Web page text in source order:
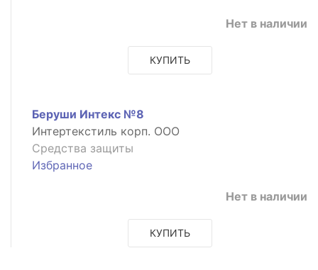
Нет в наличии
КУПИТЬ
Беруши Интекс №8
Интертекстиль корп. ООО
Средства защиты
Избранное
Нет в наличии
КУПИТЬ